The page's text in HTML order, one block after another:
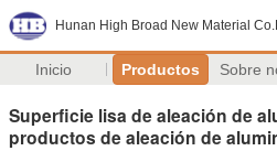
Hunan High Broad New Material
Inicio Productos Sobre
Superficie lisa de aleación de
productos de aleación de